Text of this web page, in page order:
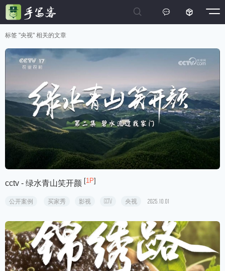
 

标签 "央视" 相关的文章
cctv - 绿水青山笑开颜 [1P]
公开案例 买家秀 影视 CCTV 央视 2025.10.01